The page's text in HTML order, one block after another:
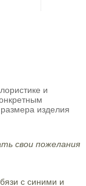
и
изделия
свои пожелания
с синими и